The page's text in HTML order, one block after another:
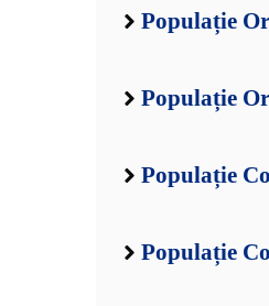
Populație
Populație
Populație
Populație